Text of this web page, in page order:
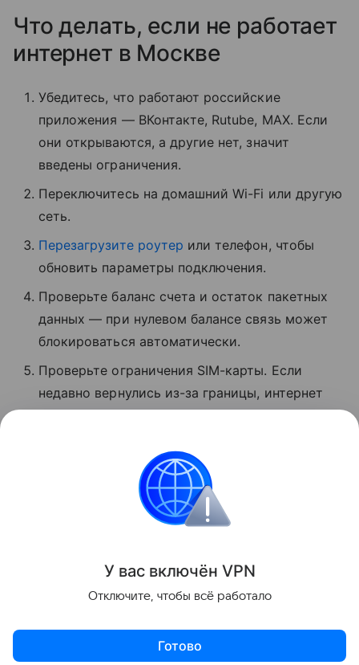
Что делать, если не работает
интернет в Москве
Убедитесь, что работают российские
приложения — ВКонтакте, Rutube, MAX. Если
они открываются, а другие нет, значит
введены ограничения.
Переключитесь на домашний Wi-Fi или другую
сеть.
Перезагрузите роутер или телефон, чтобы
обновить параметры подключения.
Проверьте баланс счета и остаток пакетных
данных — при нулевом балансе связь может
блокироваться автоматически.
Проверьте ограничения SIM-карты. Если
недавно вернулись из-за границы, интернет
оператора и уточните, почему нет связи.
Интернет
Поделиться
У вас включён VPN
Отключите, чтобы всё работало
Готово